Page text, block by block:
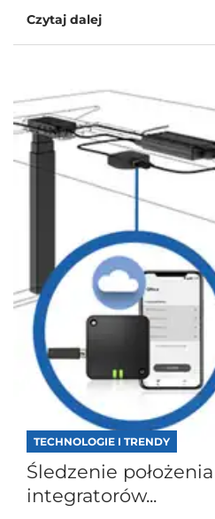
Czytaj dalej
TECHNOLOGIE I TRENDY
Śledzenie
integratorów...